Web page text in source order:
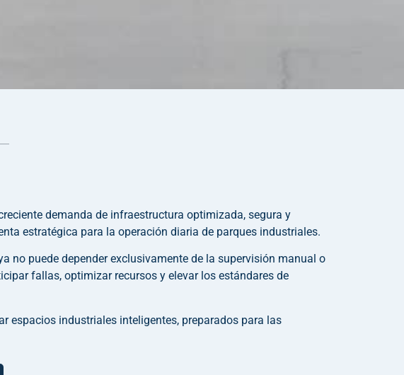
demanda de infraestructura optimizada, segura y
estratégica para la operación diaria de parques industriales.
no puede depender exclusivamente de la supervisión manual o
fallas, optimizar recursos y elevar los estándares de
espacios industriales inteligentes, preparados para las